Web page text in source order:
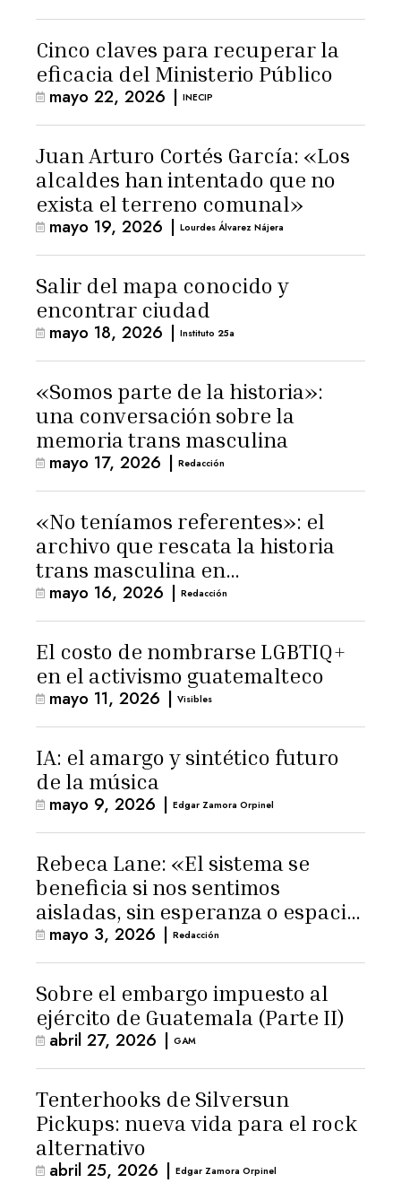
Cinco claves para recuperar la
eficacia del Ministerio Público
mayo 22, 2026 | INECIP
Juan Arturo Cortés García: «Los
alcaldes han intentado que no
exista el terreno comunal»
mayo 19, 2026 | Lourdes Álvarez Nájera
Salir del mapa conocido y
encontrar ciudad
mayo 18, 2026 | Instituto 25a
«Somos parte de la historia»:
una conversación sobre la
memoria trans masculina
mayo 17, 2026 | Redacción
«No teníamos referentes»: el
archivo que rescata la historia
trans masculina en
Latinoamérica
mayo 16, 2026 | Redacción
El costo de nombrarse LGBTIQ+
en el activismo guatemalteco
mayo 11, 2026 | Visibles
IA: el amargo y sintético futuro
de la música
mayo 9, 2026 | Edgar Zamora Orpinel
Rebeca Lane: «El sistema se
beneficia si nos sentimos
aisladas, sin esperanza o espacio
para la ternura»
mayo 3, 2026 | Redacción
Sobre el embargo impuesto al
ejército de Guatemala (Parte II)
abril 27, 2026 | GAM
Tenterhooks de Silversun
Pickups: nueva vida para el rock
alternativo
abril 25, 2026 | Edgar Zamora Orpinel